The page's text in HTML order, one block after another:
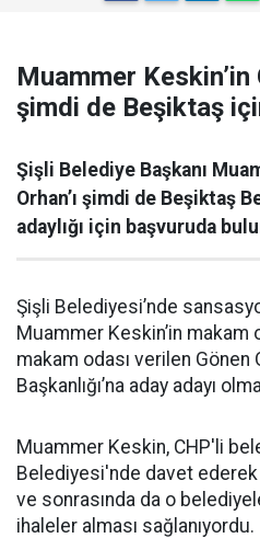
Muammer Keskin’in
şimdi de Beşiktaş
Şişli Belediye Başkanı
Orhan’ı şimdi de Beşiktaş
adaylığı için başvuruda
Şişli Belediyesi’nde
Muammer Keskin’in makam
makam odası verilen Gönen
Başkanlığı’na aday adayı
Muammer Keskin, CHP'li
Belediyesi'nde davet ederek
ve sonrasında da o
ihaleler alması sağlanıyordu.